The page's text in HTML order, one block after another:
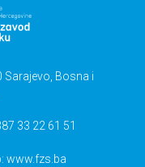
Sarajevo, Bosna i
33 22 61 51
www.fzs.ba